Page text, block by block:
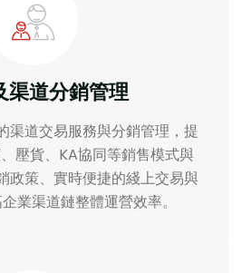
渠道分銷管理
渠道交易服務與分銷管理，提
壓貨、KA協同等銷售模式與
政策、實時便捷的綫上交易與
業渠道鏈整體運營效率。